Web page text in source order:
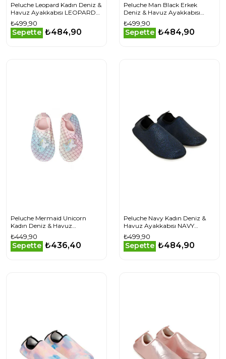
Peluche Leopard Kadın Deniz &
Havuz Ayakkabısı LEOPARD
Bej
₺499,90
Sepette ₺484,90
Peluche Man Black Erkek
Deniz & Havuz Ayakkabısı
MAN-BLACK Siyah
₺499,90
Sepette ₺484,90
Peluche Mermaid Unicorn
Kadın Deniz & Havuz
Ayakkabısı MERMAID-
UNICORN Pembe
₺449,90
Sepette ₺436,40
Peluche Navy Kadın Deniz &
Havuz Ayakkabısı NAVY
Lacivert
₺499,90
Sepette ₺484,90